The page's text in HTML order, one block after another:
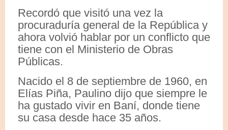
Recordó que visitó una vez la
procuraduría general de la República y
ahora volvió hablar por un conflicto que
tiene con el Ministerio de Obras
Públicas.
Nacido el 8 de septiembre de 1960, en
Elías Piña, Paulino dijo que siempre le
ha gustado vivir en Baní, donde tiene
su casa desde hace 35 años.